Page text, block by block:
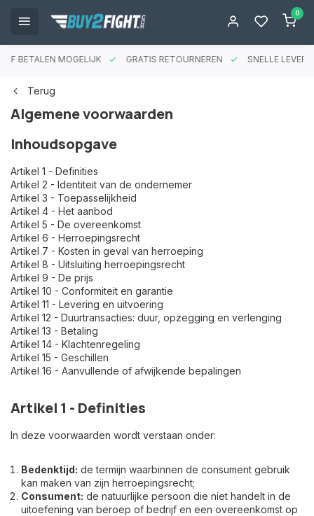
0
BETALEN MOGELIJK GRATIS RETOURNEREN SNELLE
Terug
Algemene voorwaarden
Inhoudsopgave
Artikel 1 - Definities
Artikel 2 - Identiteit van de ondernemer
Artikel 3 - Toepasselijkheid
Artikel 4 - Het aanbod
Artikel 5 - De overeenkomst
Artikel 6 - Herroepingsrecht
Artikel 7 - Kosten in geval van herroeping
Artikel 8 - Uitsluiting herroepingsrecht
Artikel 9 - De prijs
Artikel 10 - Conformiteit en garantie
Artikel 11 - Levering en uitvoering
Artikel 12 - Duurtransacties: duur, opzegging en verlenging
Artikel 13 - Betaling
Artikel 14 - Klachtenregeling
Artikel 15 - Geschillen
Artikel 16 - Aanvullende of afwijkende bepalingen
Artikel 1 - Definities
In deze voorwaarden wordt verstaan onder:
Bedenktijd: de termijn waarbinnen de consument gebruik
kan maken van zijn herroepingsrecht;
Consument: de natuurlijke persoon die niet handelt in de
uitoefening van beroep of bedrijf en een overeenkomst op